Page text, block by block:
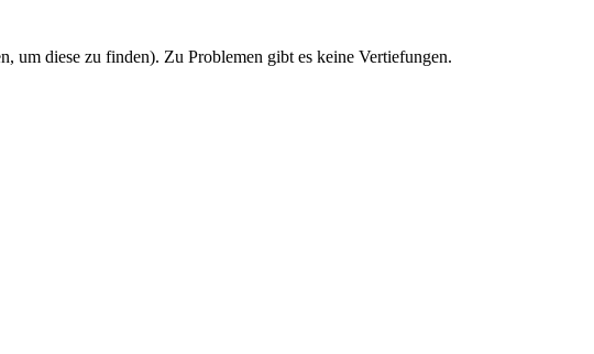
um diese zu finden). Zu Problemen gibt es keine Vertiefungen.